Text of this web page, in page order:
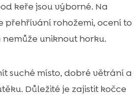
keře jsou výborné. Na
přehřívání rohožemi, ocení to
uniknout horku.
suché místo, dobré větrání a
Důležité je zajistit kočce